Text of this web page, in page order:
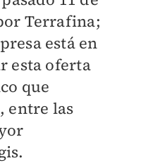
Terrafina;
está en
esta oferta
que
entre las